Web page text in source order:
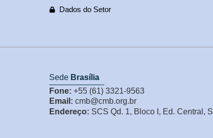
Dados do Setor
Sede Brasília
Fone: +55 (61) 3321-9563
Email: cmb@cmb.org.br
Endereço: SCS Qd. 1, Bloco I, Ed. Central,